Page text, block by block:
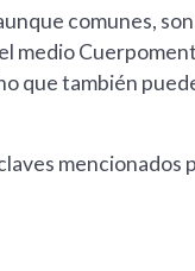
comunes,
medio
que también
mencionados